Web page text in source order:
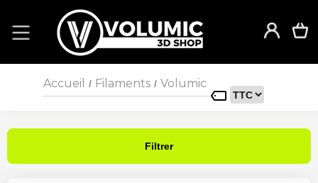
Accueil / Filaments / Volumic
Filtrer